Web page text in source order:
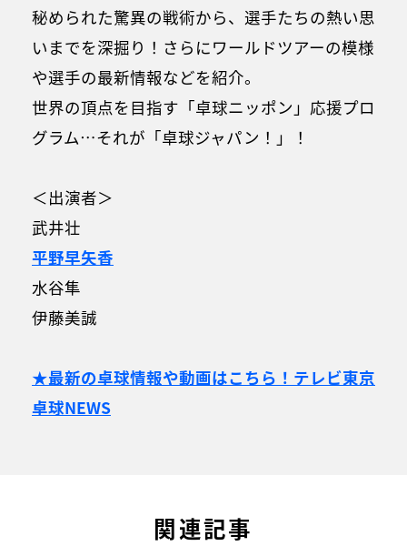
秘められた驚異の戦術から、選手たちの熱い思
いまでを深掘り！さらにワールドツアーの模様
や選手の最新情報などを紹介。
世界の頂点を目指す「卓球ニッポン」応援プロ
グラム…それが「卓球ジャパン！」！
＜出演者＞
武井壮
平野早矢香
水谷隼
伊藤美誠
★最新の卓球情報や動画はこちら！テレビ東京
卓球NEWS
関連記事